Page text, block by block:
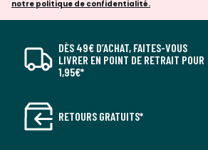
notre politique de confidentialité.
DÈS 49€ D’ACHAT, FAITES-VOUS
LIVRER EN POINT DE RETRAIT POUR
1,95€*
RETOURS GRATUITS*